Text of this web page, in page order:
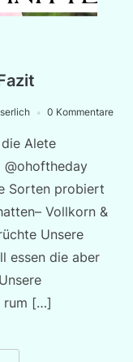
0 Kommentare
Alete
@ohoftheday
Sorten probiert
Vollkorn &
Unsere
essen die aber
rum […]